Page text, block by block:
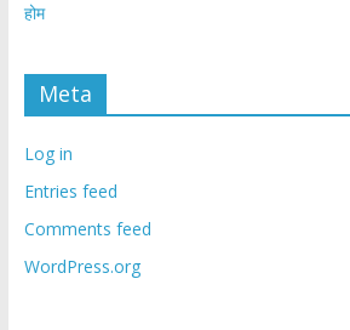
होम
Meta
Log in
Entries feed
Comments feed
WordPress.org